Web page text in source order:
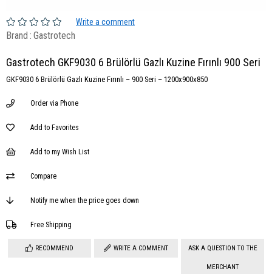
Write a comment
Brand : Gastrotech
Gastrotech GKF9030 6 Brülörlü Gazlı Kuzine Fırınlı 900 Seri
GKF9030 6 Brülörlü Gazlı Kuzine Fırınlı – 900 Seri – 1200x900x850
Order via Phone
Add to Favorites
Add to my Wish List
Compare
Notify me when the price goes down
Free Shipping
RECOMMEND WRITE A COMMENT ASK A QUESTION TO THE
MERCHANT